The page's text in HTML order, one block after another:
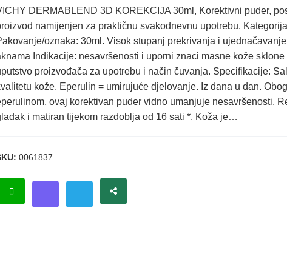
DERMABLEND 3D KOREKCIJA 30ml, Korektivni puder,
namijenjen za praktičnu svakodnevnu upotrebu.
oznaka: 30ml. Visok stupanj prekrivanja i
Indikacije: nesavršenosti i uporni znaci masne kože
proizvođača za upotrebu i način čuvanja. Specifikacije:
kože. Eperulin = umirujuće djelovanje. Iz dana u dan.
ovaj korektivan puder vidno umanjuje nesavršenosti.
i matiran tijekom razdoblja od 16 sati *. Koža je…
0061837